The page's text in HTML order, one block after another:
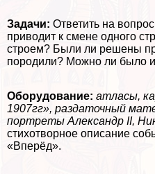
Задачи: Ответить на
приводит к смене одного
строем? Были ли решены
породили? Можно ли было
Оборудование: атласы,
1907гг», раздаточный
портреты Александр II,
стихотворное описание
«Вперёд».